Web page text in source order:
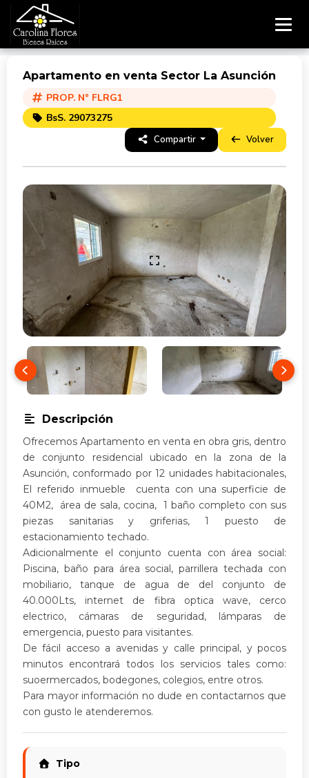
Apartamento en venta Sector La Asunción
PROP. N° FLRG1
BsS. 29073275
Compartir Volver
Descripción
Ofrecemos Apartamento en venta en obra gris, dentro
de conjunto residencial ubicado en la zona de la
Asunción, conformado por 12 unidades habitacionales,
El referido inmueble cuenta con una superficie de
40M2, área de sala, cocina, 1 baño completo con sus
piezas sanitarias y griferias, 1 puesto de
estacionamiento techado.
Adicionalmente el conjunto cuenta con área social:
Piscina, baño para área social, parrillera techada con
mobiliario, tanque de agua de del conjunto de
40.000Lts, internet de fibra optica wave, cerco
electrico, cámaras de seguridad, lámparas de
emergencia, puesto para visitantes.
De fácil acceso a avenidas y calle principal, y pocos
minutos encontrará todos los servicios tales como:
suoermercados, bodegones, colegios, entre otros.
Para mayor información no dude en contactarnos que
con gusto le atenderemos.
Tipo